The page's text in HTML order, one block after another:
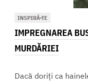
INSPIRĂ-TE
IMPREGNAREA
MURDĂRIEI
Dacă doriți ca